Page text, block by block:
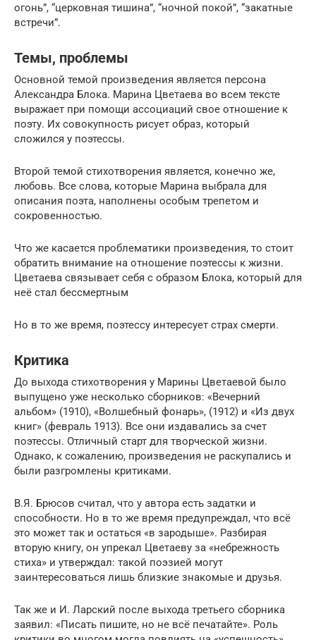
огонь”, “церковная тишина”, “ночной покой”, “закатные
встречи”.
Темы, проблемы
Основной темой произведения является персона
Александра Блока. Марина Цветаева во всем тексте
выражает при помощи ассоциаций свое отношение к
поэту. Их совокупность рисует образ, который
сложился у поэтессы.
Второй темой стихотворения является, конечно же,
любовь. Все слова, которые Марина выбрала для
описания поэта, наполнены особым трепетом и
сокровенностью.
Что же касается проблематики произведения, то стоит
обратить внимание на отношение поэтессы к жизни.
Цветаева связывает себя с образом Блока, который для
неё стал бессмертным
Но в то же время, поэтессу интересует страх смерти.
Критика
До выхода стихотворения у Марины Цветаевой было
выпущено уже несколько сборников: «Вечерний
альбом» (1910), «Волшебный фонарь», (1912) и «Из двух
книг» (февраль 1913). Все они издавались за счет
поэтессы. Отличный старт для творческой жизни.
Однако, к сожалению, произведения не раскупались и
были разгромлены критиками.
В.Я. Брюсов считал, что у автора есть задатки и
способности. Но в то же время предупреждал, что всё
это может так и остаться «в зародыше». Разбирая
вторую книгу, он упрекал Цветаеву за «небрежность
стиха» и утверждал: такой поэзией могут
заинтересоваться лишь близкие знакомые и друзья.
Так же и И. Ларский после выхода третьего сборника
заявил: «Писать пишите, но не всё печатайте». Роль